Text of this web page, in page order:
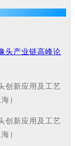
头产业链高峰论